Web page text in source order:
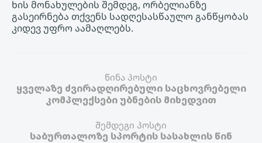
ხის მონახულების შემდეგ, ორბელიანზე
გასეირნება თქვენს სადღესასწაულო განწყობას
კიდევ უფრო აამაღლებს.
წინა პოსტი
ყველაზე ძვირადღირებული საცხოვრებელი
კომპლექსები უბნების მიხედვით
შემდეგი პოსტი
საბურთალოზე სპორტის სასახლის წინ